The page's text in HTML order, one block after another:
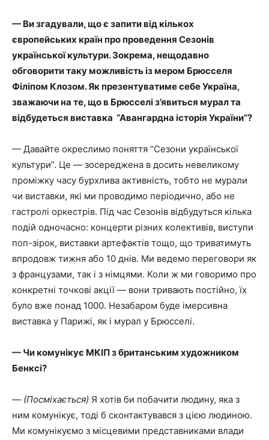
— Ви згадували, що є запити від кількох
європейських країн про проведення Сезонів
української культури. Зокрема, нещодавно
обговорити таку можливість із мером Брюсселя
Філіпом Клозом. Як презентуватиме себе Україна,
зважаючи на те, що в Брюсселі з’явиться мурал та
відбудеться виставка “Авангардна історія України”?
— Давайте окреслимо поняття “Сезони української
культури”. Це — зосереджена в досить невеликому
проміжку часу бурхлива активність, тобто не мурали
чи виставки, які ми проводимо періодично, або не
гастролі оркестрів. Під час Сезонів відбудуться кілька
подій одночасно: концерти різних колективів, виступи
поп-зірок, виставки артефактів тощо, що триватимуть
впродовж тижня або 10 днів. Ми ведемо переговори як
з французами, так і з німцями. Коли ж ми говоримо про
конкретні точкові акції — вони тривають постійно, їх
було вже понад 1000. Незабаром буде імерсивна
виставка у Парижі, як і мурал у Брюсселі.
— Чи комунікує МКІП з британським художником
Бенксі?
— (Посміхається) Я хотів би побачити людину, яка з
ним комунікує, тоді б сконтактувався з цією людиною.
Ми комунікуємо з місцевими представниками влади